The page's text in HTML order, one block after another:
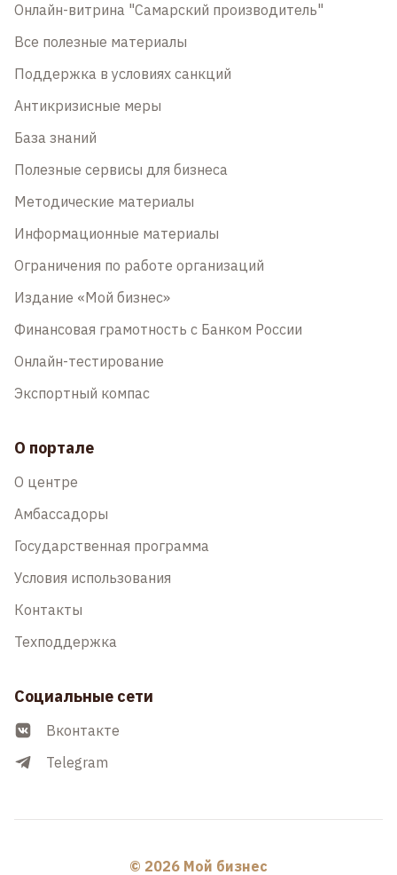
Онлайн-витрина "Самарский производитель"
Все полезные материалы
Поддержка в условиях санкций
Антикризисные меры
База знаний
Полезные сервисы для бизнеса
Методические материалы
Информационные материалы
Ограничения по работе организаций
Издание «Мой бизнес»
Финансовая грамотность с Банком России
Онлайн-тестирование
Экспортный компас
О портале
О центре
Амбассадоры
Государственная программа
Условия использования
Контакты
Техподдержка
Социальные сети
Вконтакте
Telegram
© 2026 Мой бизнес